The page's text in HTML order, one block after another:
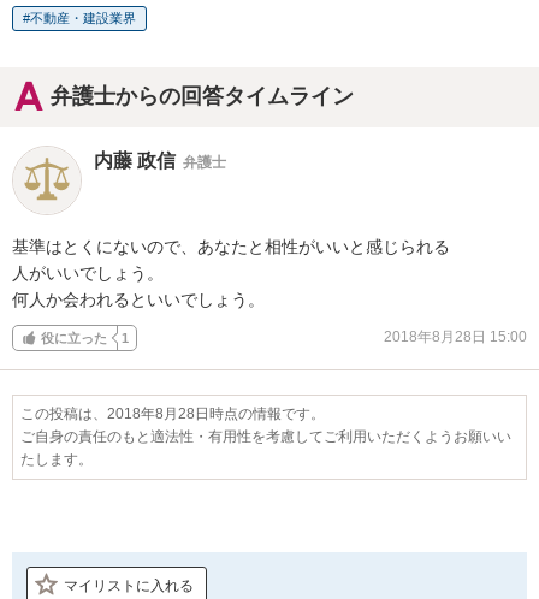
不動産・建設業界
弁護士からの回答タイムライン
内藤 政信 弁護士
基準はとくにないので、あなたと相性がいいと感じられる
人がいいでしょう。
何人か会われるといいでしょう。
役に立った 1 2018年8月28日 15:00
この投稿は、2018年8月28日時点の情報です。
ご自身の責任のもと適法性・有用性を考慮してご利用いただくようお願いい
たします。
マイリストに入れる